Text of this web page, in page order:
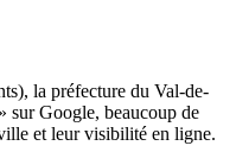
la préfecture du Val-de-
sur Google, beaucoup de
et leur visibilité en ligne.